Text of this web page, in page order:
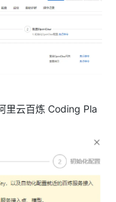
里云百炼 Coding Pla